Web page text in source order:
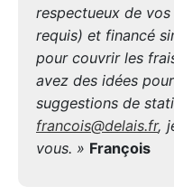
respectueux de
requis) et financé
pour couvrir les
avez des idées
suggestions de
francois@delais.fr,
vous. » François